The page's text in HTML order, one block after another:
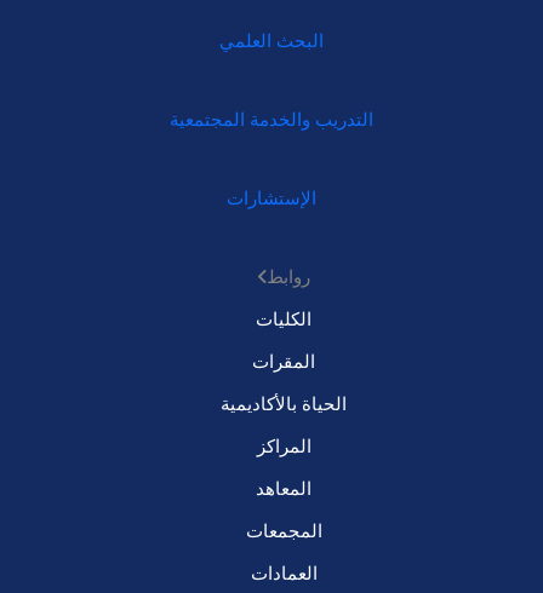
البحث العلمي
التدريب والخدمة المجتمعية
الإستشارات
روابط
الكليات
المقرات
الحياة بالأكاديمية
المراكز
المعاهد
المجمعات
العمادات